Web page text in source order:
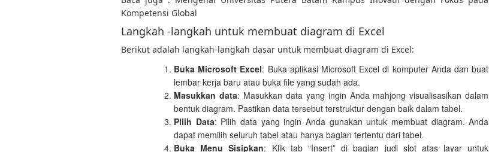
Kompetensi Global
Langkah -langkah untuk membuat diagram di Excel
Berikut adalah langkah-langkah dasar untuk membuat diagram di Excel:
Buka Microsoft Excel: Buka aplikasi Microsoft Excel di komputer Anda dan buat
lembar kerja baru atau buka file yang sudah ada.
Masukkan data: Masukkan data yang ingin Anda mahjong visualisasikan dalam
bentuk diagram. Pastikan data tersebut terstruktur dengan baik dalam tabel.
Pilih Data: Pilih data yang ingin Anda gunakan untuk membuat diagram. Anda
dapat memilih seluruh tabel atau hanya bagian tertentu dari tabel.
Buka Menu Sisipkan: Klik tab “Insert” di bagian judi slot atas layar untuk